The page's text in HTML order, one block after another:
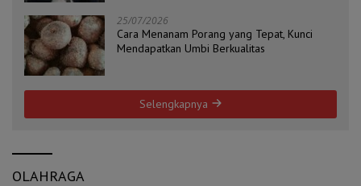
25/07/2026
Cara Menanam Porang yang Tepat, Kunci
Mendapatkan Umbi Berkualitas
Selengkapnya
OLAHRAGA